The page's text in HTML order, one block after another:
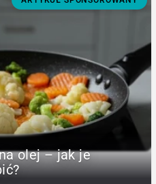
olej – jak je